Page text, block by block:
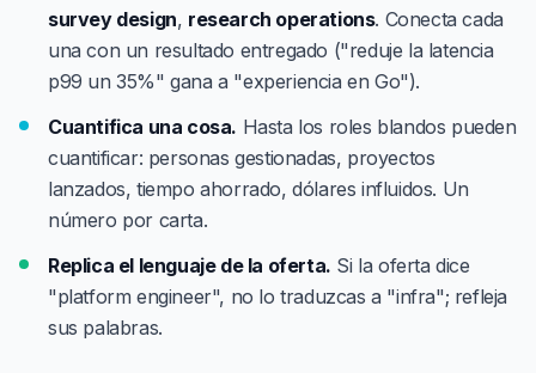
survey design, research operations. Conecta cada
una con un resultado entregado ("reduje la latencia
p99 un 35%" gana a "experiencia en Go").
Cuantifica una cosa. Hasta los roles blandos pueden
cuantificar: personas gestionadas, proyectos
lanzados, tiempo ahorrado, dólares influidos. Un
número por carta.
Replica el lenguaje de la oferta. Si la oferta dice
"platform engineer", no lo traduzcas a "infra"; refleja
sus palabras.